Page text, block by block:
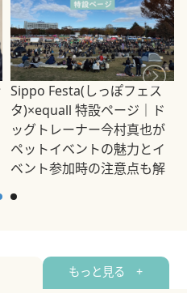
Sippo Festa(しっぽフェス
タ)×equall 特設ページ｜ド
ッグトレーナー今村真也が
ペットイベントの魅力とイ
ベント参加時の注意点も解
2026年5月12日
もっと見る +